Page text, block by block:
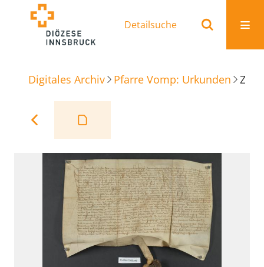
Detailsuche
Digitales Archiv Pfarre Vomp: Urkunden